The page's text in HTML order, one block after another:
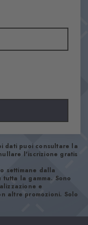
dati puoi consultare la
l'iscrizione gratis
settimane dalla
la gamma. Sono
e
altre promozioni. Solo